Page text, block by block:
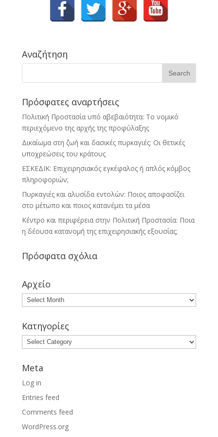
Αναζήτηση
Πρόσφατες αναρτήσεις
Πολιτική Προστασία υπό αβεβαιότητα: Το νομικό
περιεχόμενο της αρχής της προφύλαξης
Δικαίωμα στη ζωή και δασικές πυρκαγιές: Οι θετικές
υποχρεώσεις του κράτους
ΕΣΚΕΔΙΚ: Επιχειρησιακός εγκέφαλος ή απλός κόμβος
πληροφοριών;
Πυρκαγιές και αλυσίδα εντολών: Ποιος αποφασίζει
στο μέτωπο και ποιος κατανέμει τα μέσα
Κέντρο και περιφέρεια στην Πολιτική Προστασία: Ποια
η δέουσα κατανομή της επιχειρησιακής εξουσίας;
Πρόσφατα σχόλια
Αρχείο
Κατηγορίες
Meta
Log in
Entries feed
Comments feed
WordPress.org